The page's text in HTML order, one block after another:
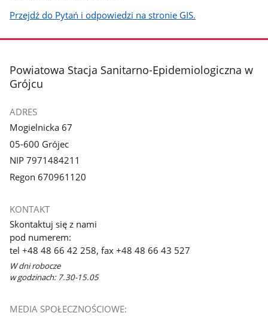
Przejdź do Pytań i odpowiedzi na stronie GIS.
stopka
Powiatowa Stacja Sanitarno-Epidemiologiczna w
Grójcu
ADRES
Mogielnicka 67
05-600 Grójec
NIP 7971484211
Regon 670961120
KONTAKT
Skontaktuj się z nami
pod numerem:
tel +48 48 66 42 258, fax +48 48 66 43 527
W dni robocze
w godzinach: 7.30-15.05
MEDIA SPOŁECZNOŚCIOWE: